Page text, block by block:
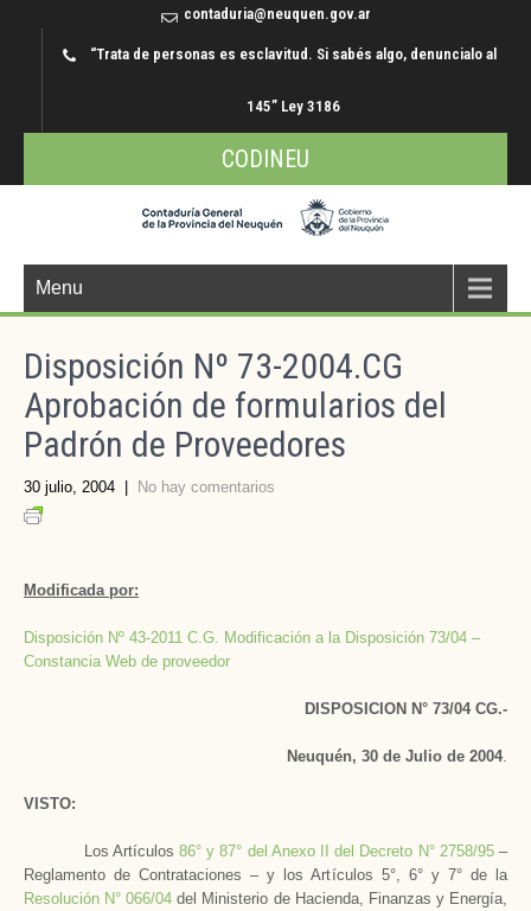
contaduria@neuquen.gov.ar
“Trata de personas es esclavitud. Si sabés algo, denuncialo al
145” Ley 3186
CODINEU
Menu
Disposición Nº 73-2004.CG
Aprobación de formularios del
Padrón de Proveedores
30 julio, 2004 No hay comentarios
Modificada por:
Disposición Nº 43-2011 C.G. Modificación a la Disposición 73/04 –
Constancia Web de proveedor
DISPOSICION N° 73/04 CG.-
Neuquén, 30 de Julio de 2004.
VISTO:
Los Artículos 86° y 87° del Anexo II del Decreto N° 2758/95–
Reglamento de Contrataciones – y los Artículos 5°, 6° y 7° de la
Resolución N° 066/04del Ministerio de Hacienda, Finanzas y Energía,